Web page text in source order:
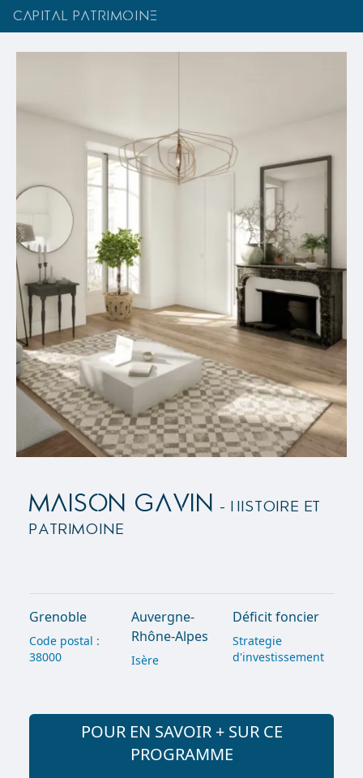
CAPITAL PATRIMOINE
MAISON GAVIN
- Histoire et
Patrimoine
Grenoble
Code postal :
38000
Auvergne-
Rhône-Alpes
Isère
Déficit foncier
Strategie
d'investissement
POUR EN SAVOIR + SUR CE
PROGRAMME